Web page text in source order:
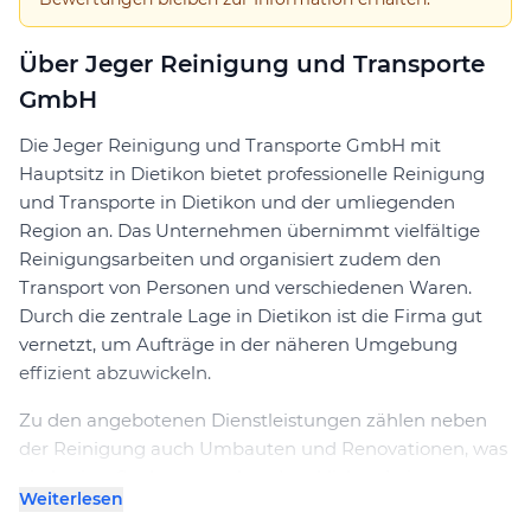
Über Jeger Reinigung und Transporte
GmbH
Die Jeger Reinigung und Transporte GmbH mit
Hauptsitz in Dietikon bietet professionelle Reinigung
und Transporte in Dietikon und der umliegenden
Region an. Das Unternehmen übernimmt vielfältige
Reinigungsarbeiten und organisiert zudem den
Transport von Personen und verschiedenen Waren.
Durch die zentrale Lage in Dietikon ist die Firma gut
vernetzt, um Aufträge in der näheren Umgebung
effizient abzuwickeln.
Zu den angebotenen Dienstleistungen zählen neben
der Reinigung auch Umbauten und Renovationen, was
abdeckt. Die Kombination aus Reinigungsarbeiten und
Weiterlesen